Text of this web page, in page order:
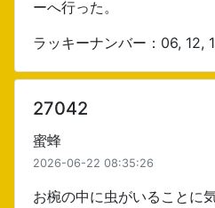
ーへ行った。
ラッキーナンバー：06, 12,
27042
蜜蜂
2026-06-22 08:35:26
お椀の中に虫がいることに